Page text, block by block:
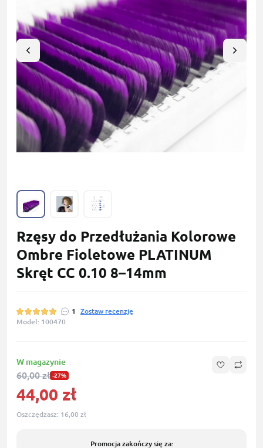
Rzęsy do Przedłużania Kolorowe
Ombre Fioletowe PLATINUM
Skręt CC 0.10 8–14mm
1
Zostaw recenzję
Model: 100470
W magazynie
60,00 zł -27%
44,00 zł
Oszczędzasz: 16,00 zł
Promocja zakończy się za: